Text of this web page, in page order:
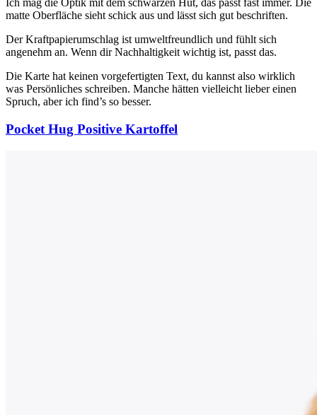
Ich mag die Optik mit dem schwarzen Hut, das passt fast immer. Die
matte Oberfläche sieht schick aus und lässt sich gut beschriften.
Der Kraftpapierumschlag ist umweltfreundlich und fühlt sich
angenehm an. Wenn dir Nachhaltigkeit wichtig ist, passt das.
Die Karte hat keinen vorgefertigten Text, du kannst also wirklich
was Persönliches schreiben. Manche hätten vielleicht lieber einen
Spruch, aber ich find’s so besser.
Pocket Hug Positive Kartoffel